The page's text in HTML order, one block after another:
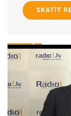
SKATĪT